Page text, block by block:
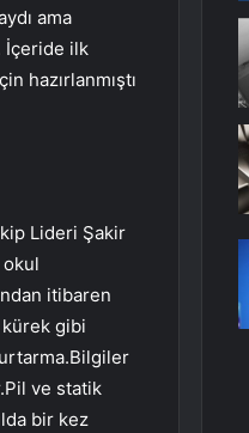
ama
İçeride ilk
hazırlanmıştı
Lideri Şakir
itibaren
gibi
ve statik
bir kez